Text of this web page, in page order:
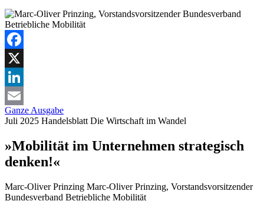
Facebook
X
LinkedIn
Email
Ganze Ausgabe
Juli 2025 Handelsblatt Die Wirtschaft im Wandel
»Mobilität im Unternehmen strategisch
denken!«
Marc-Oliver Prinzing Marc-Oliver Prinzing, Vorstandsvorsitzender
Bundesverband Betriebliche Mobilität